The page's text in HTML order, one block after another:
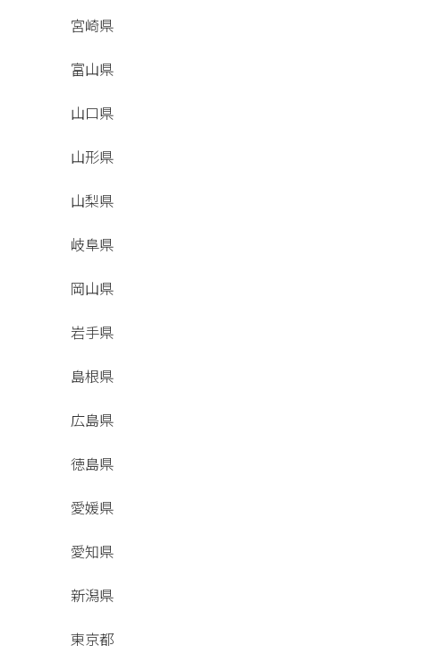
宮崎県
富山県
山口県
山形県
山梨県
岐阜県
岡山県
岩手県
島根県
広島県
徳島県
愛媛県
愛知県
新潟県
東京都